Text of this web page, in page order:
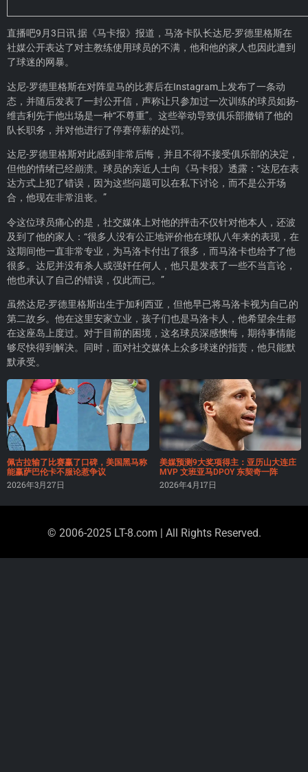
直播吧9月3日讯 据《马卡报》报道，马洛卡队长达尼-罗德里格斯在
社媒公开表达了对主教练使用球员的不满，他和他的家人也因此遭到
了球迷的网暴。
达尼-罗德里格斯在对阵皇马的比赛后在Instagram上发布了一条动
态，并随后发表了一封公开信，声称让只参加过一次训练的球员如扬-
维吉利先于他出场是一种“不尊重”。这些举动导致俱乐部撤销了他的
队长职务，并对他进行了停赛停薪的处罚。
达尼-罗德里格斯对此感到非常后悔，并且不得不接受俱乐部的决定，
但他的情绪已经崩溃。球员的亲近人士向《马卡报》透露：“达尼在表
达方式上犯了错误，因为这些问题可以在私下讨论，而不是公开场
合，他现在非常沮丧。”
令这位球员痛心的是，社交媒体上对他的抨击不仅针对他本人，还波
及到了他的家人：“很多人没有公正地评价他在球队八年来的表现，在
这期间他一直非常专业，为马洛卡付出了很多，而马洛卡也给予了他
很多。达尼并没有杀人或强奸任何人，他只是发表了一些不当言论，
他也承认了自己的错误，仅此而已。”
虽然达尼-罗德里格斯出生于加利西亚，但他早已将马洛卡视为自己的
第二故乡。他在这里安家立业，孩子们也是马洛卡人，他希望余生都
在这座岛上度过。对于目前的困境，这名球员深感懊悔，期待事情能
够尽快得到解决。同时，面对社交媒体上众多球迷的指责，他只能默
默承受。
佩古拉输了比赛赢了口碑，美国黑马称
能赢萨巴伦卡不服论惹争议
2026年3月27日
美媒预测9大奖项得主：亚历山大连庄
MVP 文班亚马DPOY 东契奇一阵
2026年4月17日
© 2006-2025 LT-8.com | All Rights Reserved.